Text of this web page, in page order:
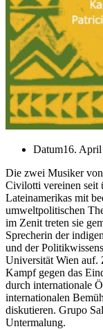
Datum16.
Die zwei Musiker
Civilotti vereinen seit
Lateinamerikas mit
umweltpolitischen
im Zenit treten sie
Sprecherin der
und der
Universität Wien auf.
Kampf gegen das
durch internationale
internationalen
diskutieren. Grupo
Untermalung.